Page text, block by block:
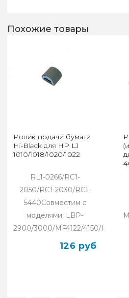
Похожие товары
Ролик подачи бумаги
Hi-Black для HP LJ
1010/1018/1020/1022
RL1-0266/RC1-
2050/RC1-2030/RC1-
5440Совместим с
моделями: LBP-
2900/3000/MF4122/4150/
126 руб